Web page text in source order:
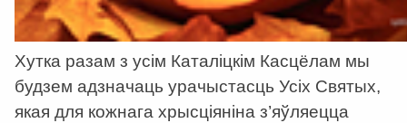
Хутка разам з усім Каталіцкім Касцёлам мы
будзем адзначаць урачыстасць Усіх Святых,
якая для кожнага хрысціяніна з’яўляецца